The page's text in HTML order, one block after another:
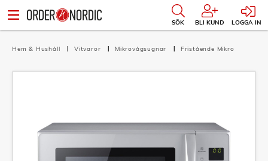
SÖK BLI KUND LOGGA IN
Hem & Hushåll Vitvaror Mikrovågsugnar Fristående Mikro